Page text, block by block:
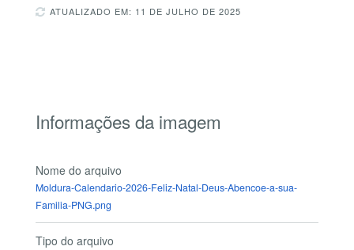
ATUALIZADO EM: 11 DE JULHO DE 2025
Informações da imagem
Nome do arquivo
Moldura-Calendario-2026-Feliz-Natal-Deus-Abencoe-a-sua-
Familia-PNG.png
Tipo do arquivo